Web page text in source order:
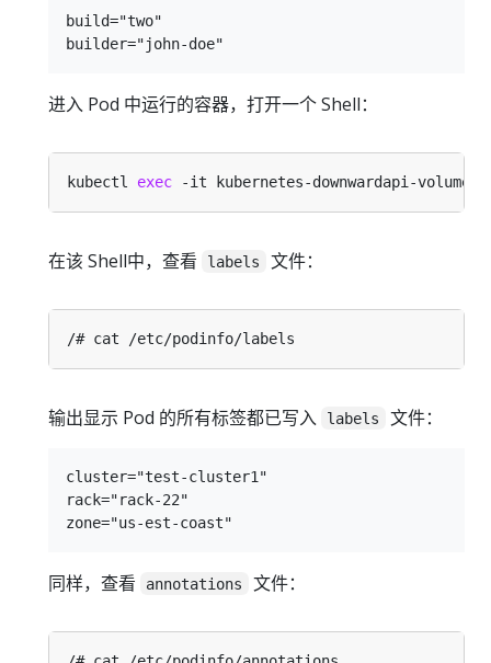
build="two"
进入 Pod 中运行的容器，打开一个 Shell：
kubectl exec
在该 Shell中，查看 labels 文件：
输出显示 Pod 的所有标签都已写入 labels 文件：
cluster="test-cluster1"
rack="rack-22"
同样，查看 annotations 文件：